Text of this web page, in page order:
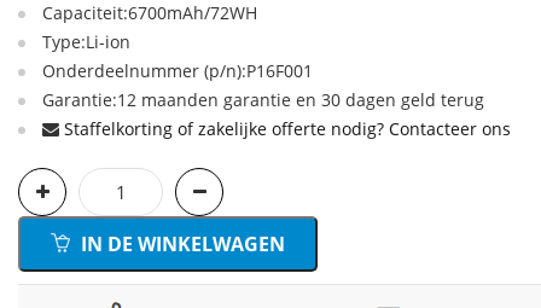
Capaciteit:6700mAh/72WH
Type:Li-ion
Onderdeelnummer (p/n):P16F001
Garantie:12 maanden garantie en 30 dagen geld terug
Staffelkorting of zakelijke offerte nodig? Contacteer ons
IN DE WINKELWAGEN